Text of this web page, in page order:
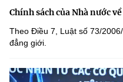
Chính sách của Nhà nước
Theo Điều 7, Luật số 73/
đẳng giới.